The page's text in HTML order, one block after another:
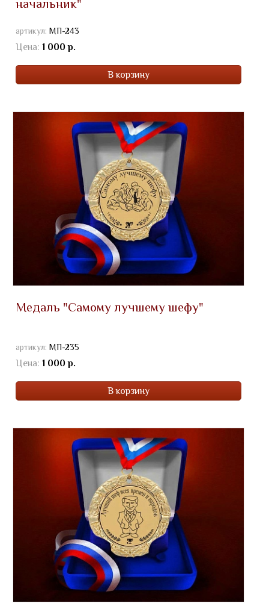
начальник"
артикул: МП-243
Цена: 1 000 р.
В корзину
Медаль "Самому лучшему шефу"
артикул: МП-235
Цена: 1 000 р.
В корзину